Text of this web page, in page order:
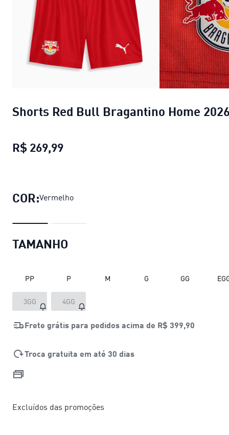
Shorts Red Bull Bragantino Home
R$ 269,99
COR:Vermelho
TAMANHO
PP P M G GG
3GG 4GG
Frete grátis para pedidos acima de R$ 399,90
Troca gratuita em até 30 dias
Excluídos das promoções